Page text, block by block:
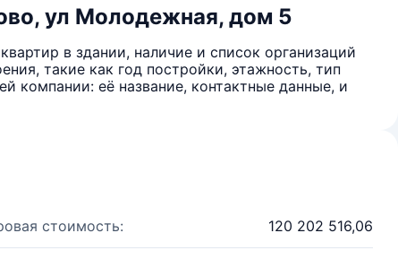
ул Молодежная, дом 5
в здании, наличие и список организаций
такие как год постройки, этажность, тип
компании: её название, контактные данные, и
стоимость: 120 202 516,06